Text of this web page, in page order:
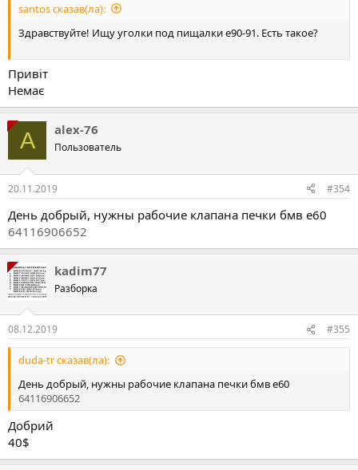
santos сказав(ла):
Здравствуйте! Ищу уголки под пищалки е90-91. Есть такое?
Привіт
Немає
A alex-76
Пользователь
20.11.2019 #354
День добрый, нужны рабочие клапана печки бмв е60
64116906652
kadim77
Разборка
08.12.2019 #355
duda-tr сказав(ла):
День добрый, нужны рабочие клапана печки бмв е60
64116906652
Добрий
40$